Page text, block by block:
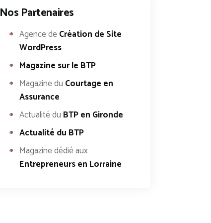
Nos Partenaires
Agence deCréation de Site
WordPress
Magazine sur le BTP
Magazine du Courtage en
Assurance
Actualité du BTP en Gironde
Actualité du BTP
Magazine dédié aux
Entrepreneurs en Lorraine